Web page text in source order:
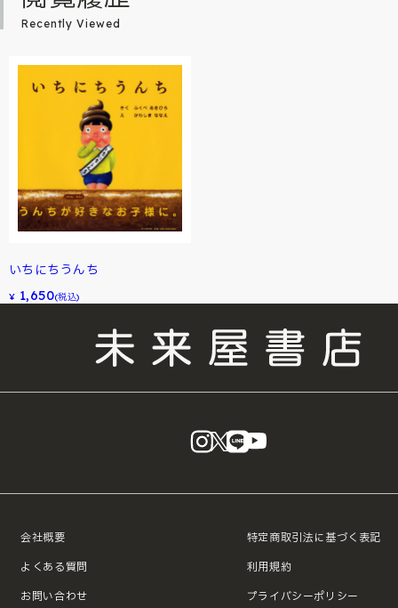
Recently Viewed
いちにちうんち
¥ 1,650(税込)
instagram
X LINE
会社概要
よくある質問
お問い合わせ
特定商取引法に基づく表記
利用規約
プライバシーポリシー